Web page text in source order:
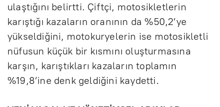
ulaştığını belirtti. Çiftçi, motosikletlerin
karıştığı kazaların oranının da %50,2’ye
yükseldiğini, motokuryelerin ise motosikletli
nüfusun küçük bir kısmını oluşturmasına
karşın, karıştıkları kazaların toplamın
%19,8’ine denk geldiğini kaydetti.